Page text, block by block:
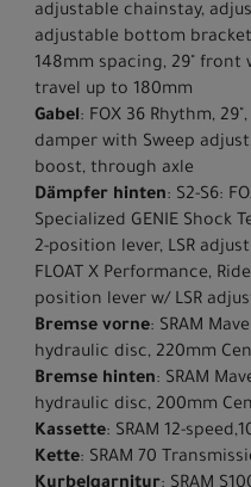
adjustable chainstay,
adjustable bottom
148mm spacing, 29" front
travel up to 180mm
Gabel: FOX 36 Rhythm,
damper with Sweep
boost, through axle
Dämpfer hinten: S2-S6:
Specialized GENIE Shock
2-position lever, LSR
FLOAT X Performance,
position lever w/ LSR
Bremse vorne: SRAM
hydraulic disc, 220mm
Bremse hinten: SRAM
hydraulic disc, 200mm
Kassette: SRAM 12-
Kette: SRAM 70